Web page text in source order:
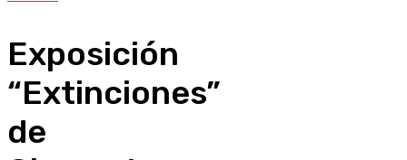
Exposición
“Extinciones”
de